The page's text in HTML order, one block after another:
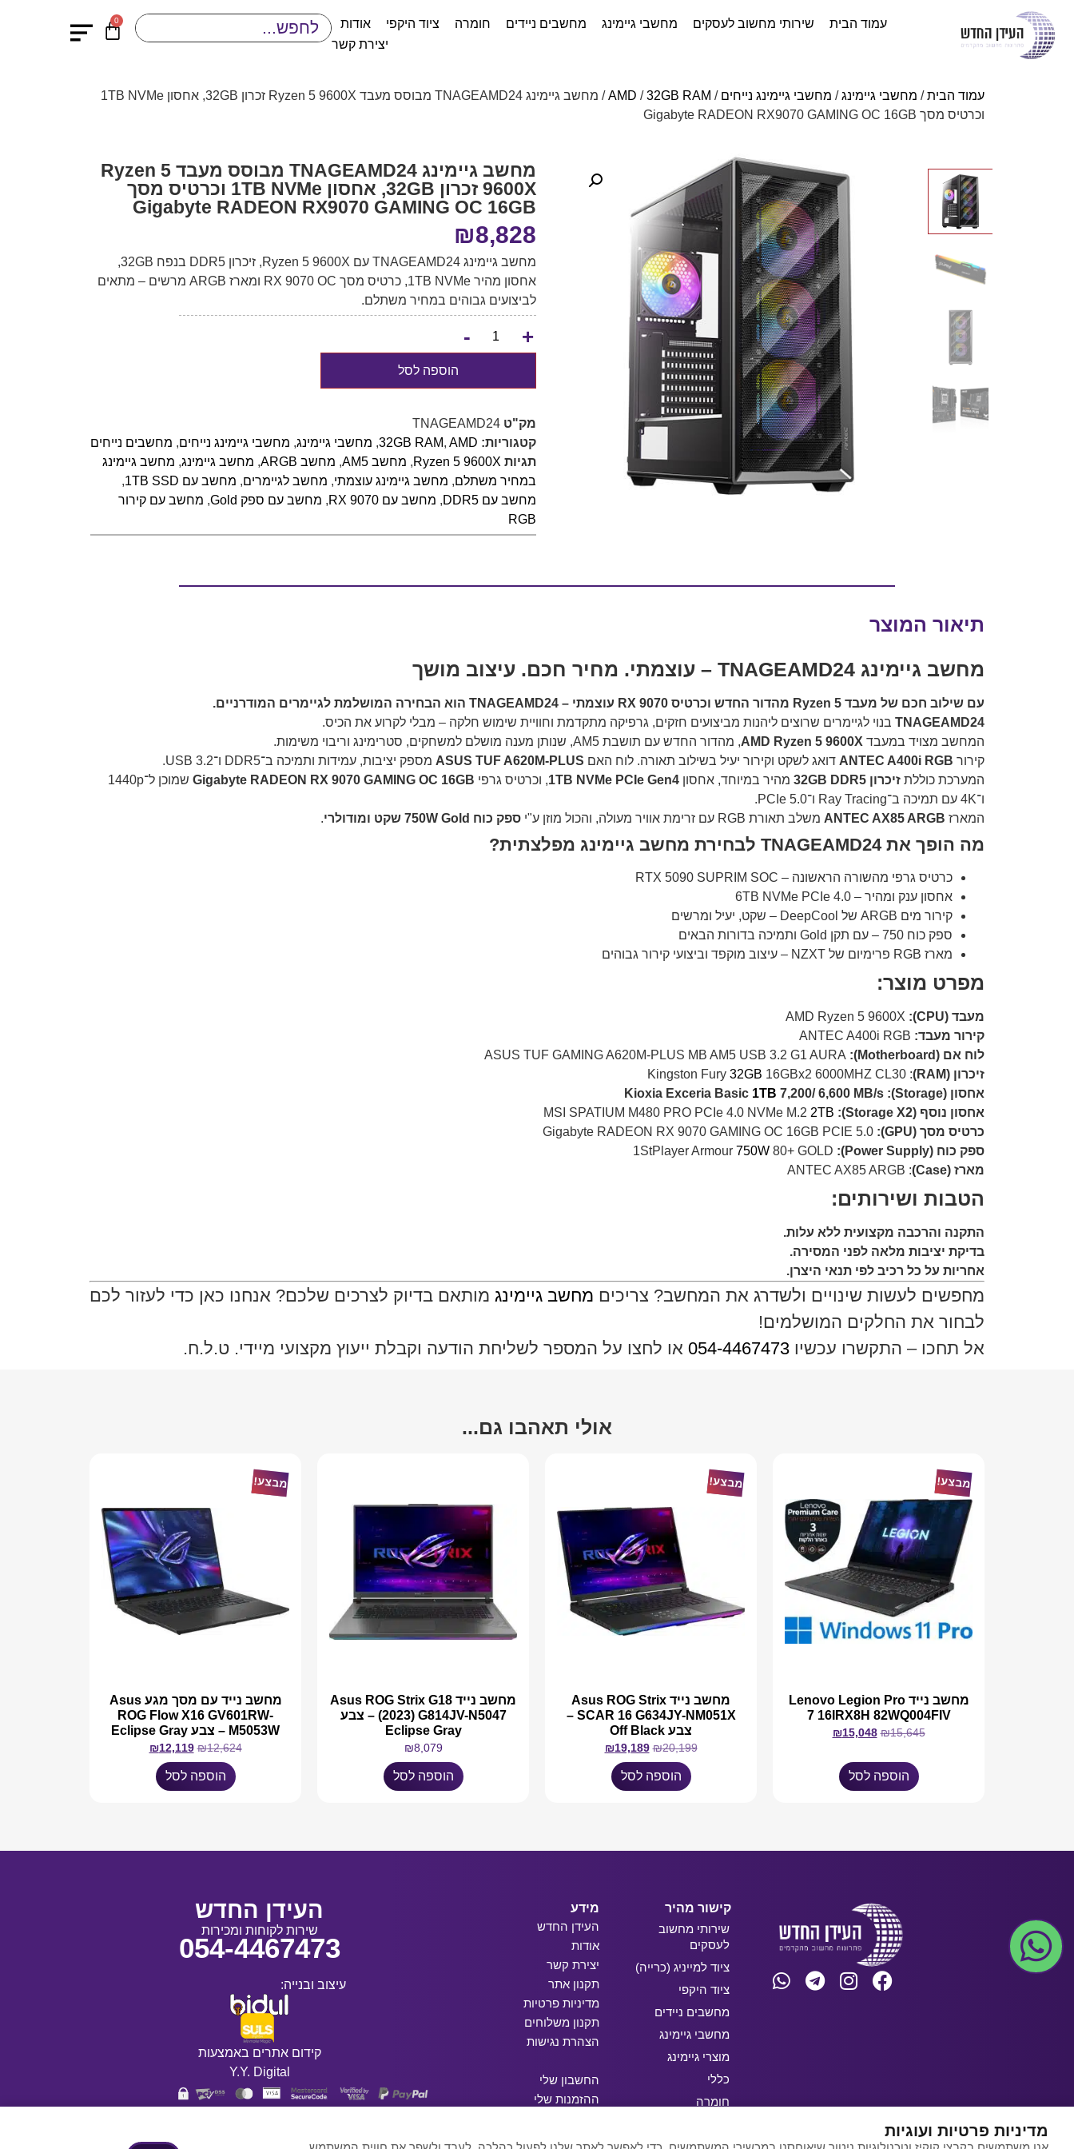
עמוד הבית שירותי מחשוב לעסקים מחשבי גיימינג מחשבים ניידים חומרה ציוד היקפי
אודות
יצירת קשר
0
עמוד הבית/ מחשבי גיימינג/ מחשבי גיימינג נייחים /
AMD /32GB RAM
/ מחשב גיימינג TNAGEAMD24 מבוסס מעבד Ryzen 5 9600X זכרון 32GB, אחסון 1TB NVMe
וכרטיס מסך Gigabyte RADEON RX9070 GAMING OC 16GB
מחשב גיימינג TNAGEAMD24 מבוסס מעבד Ryzen 5
9600X זכרון 32GB, אחסון 1TB NVMe וכרטיס מסך
Gigabyte RADEON RX9070 GAMING OC 16GB
₪8,828
מחשב גיימינג TNAGEAMD24 עם Ryzen 5 9600X, זיכרון DDR5 בנפח 32GB,
אחסון מהיר 1TB NVMe, כרטיס מסך RX 9070 OC ומארז ARGB מרשים – מתאים
לביצועים גבוהים במחיר משתלם.
+
-
הוספה לסל
מק"ט TNAGEAMD24
קטגוריות:
32GB RAM, AMD
, מחשבי גיימינג, מחשבי גיימינג נייחים, מחשבים נייחים
תגיות Ryzen 5 9600X
, מחשב AM5 , מחשב ARGB , מחשב גיימינג, מחשב גיימינג
במחיר משתלם, מחשב גיימינג עוצמתי, מחשב לגיימרים, מחשב עם 1TB SSD
,
מחשב עם DDR5
, מחשב עם RX 9070 , מחשב עם ספק Gold , מחשב עם קירור
RGB
תיאור המוצר
מחשב גיימינג TNAGEAMD24 – עוצמתי. מחיר חכם. עיצוב מושך
עם שילוב חכם של מעבד Ryzen 5 מהדור החדש וכרטיס RX 9070 עוצמתי – TNAGEAMD24 הוא הבחירה המושלמת לגיימרים המודרניים.
TNAGEAMD24 בנוי לגיימרים שרוצים ליהנות מביצועים חזקים, גרפיקה מתקדמת וחוויית שימוש חלקה – מבלי לקרוע את הכיס.
המחשב מצויד במעבד AMD Ryzen 5 9600X, מהדור החדש עם תושבת AM5, שנותן מענה מושלם למשחקים, סטרימינג וריבוי משימות.
קירור ANTEC A400i RGB דואג לשקט וקירור יעיל בשילוב תאורה. לוח האם ASUS TUF A620M-PLUS מספק יציבות, עמידות ותמיכה ב־DDR5 ו־USB 3.2.
המערכת כוללת זיכרון 32GB DDR5 מהיר במיוחד, אחסון 1TB NVMe PCIe Gen4, וכרטיס גרפי Gigabyte RADEON RX 9070 GAMING OC 16GB
שמוכן ל־1440p
ו־4K עם תמיכה ב־Ray Tracing ו־PCIe 5.0.
המארז ANTEC AX85 ARGB משלב תאורת RGB עם זרימת אוויר מעולה, והכול מוזן ע"י ספק כוח 750W Gold שקט ומודולרי .
מה הופך את TNAGEAMD24 לבחירת מחשב גיימינג מפלצתית?
כרטיס גרפי מהשורה הראשונה – RTX 5090 SUPRIM SOC
אחסון ענק ומהיר – 6TB NVMe PCIe 4.0
קירור מים ARGB של DeepCool – שקט, יעיל ומרשים
ספק כוח 750 – עם תקן Gold ותמיכה בדורות הבאים
מארז RGB פרימיום של NZXT – עיצוב מוקפד וביצועי קירור גבוהים
מפרט מוצר:
מעבד (CPU):
AMD Ryzen 5 9600X
קירור מעבד:
לוח אם (Motherboard):
זיכרון (RAM)
: Kingston Fury
32GB 16GBx2 6000MHZ CL30
אחסון (Storage): Kioxia Exceria Basic
1TB 7,200/ 6,600 MB/s
אחסון נוסף (Storage X2):
MSI SPATIUM M480 PRO PCIe 4.0 NVMe M.2 2TB
כרטיס מסך (GPU):
ספק כוח (Power Supply):
750W 80+ GOLD
מארז (Case)
: ANTEC AX85 ARGB
הטבות ושירותים:
התקנה והרכבה מקצועית ללא עלות.
בדיקת יציבות מלאה לפני המסירה.
אחריות על כל רכיב לפי תנאי היצרן.
מחפשים לעשות שינויים ולשדרג את המחשב? צריכים מחשב גיימינג מותאם בדיוק לצרכים שלכם? אנחנו כאן כדי לעזור לכם
לבחור את החלקים המושלמים!
אל תחכו – התקשרו עכשיו 054-4467473 או לחצו על המספר לשליחת הודעה וקבלת ייעוץ מקצועי מיידי. ט.ל.ח.
אולי תאהבו גם...
מבצע!
מחשב נייד Lenovo Legion Pro
7 16IRX8H 82WQ004FIV
₪15,645
₪15,048
הוספה לסל
מבצע!
מחשב נייד Asus ROG Strix
SCAR 16 G634JY-NM051X –
צבע Off Black
₪20,199
₪19,189
הוספה לסל
מחשב נייד Asus ROG Strix G18
(2023) G814JV-N5047 – צבע
Eclipse Gray
₪8,079
הוספה לסל
מבצע!
מחשב נייד עם מסך מגע Asus
ROG Flow X16 GV601RW-
M5053W – צבע Eclipse Gray
₪12,624
₪12,119
הוספה לסל
קישור מהיר
שירותי מחשוב
לעסקים
ציוד למייניג (כרייה)
ציוד היקפי
מחשבים ניידים
מחשבי גיימינג
מוצרי גיימינג
כללי
חומרה
מידע
העידן החדש
אודות
יצירת קשר
תקנון אתר
מדיניות פרטיות
תקנון משלוחים
הצהרת נגישות
החשבון שלי
ההזמנות שלי
העידן החדש
שירות לקוחות ומכירות
054-4467473
עיצוב ובנייה:
קידום אתרים באמצעות
Y.Y. Digital
מדיניות פרטיות ועוגיות